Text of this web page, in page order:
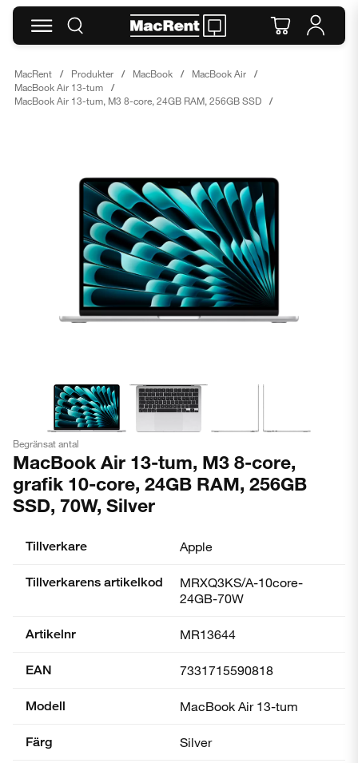
MacRent Produkter MacBook
MacBook Air
MacBook Air 13-tum
MacBook Air 13-tum, M3 8-core, 24GB RAM, 256GB SSD
Begränsat antal
MacBook Air 13-tum, M3 8-core,
grafik 10-core, 24GB RAM, 256GB
SSD, 70W, Silver
Tillverkare Apple
Tillverkarens artikelkod
MRXQ3KS/A-10core-
24GB-70W
Artikelnr MR13644
EAN 7331715590818
Modell MacBook Air 13-tum
Färg Silver